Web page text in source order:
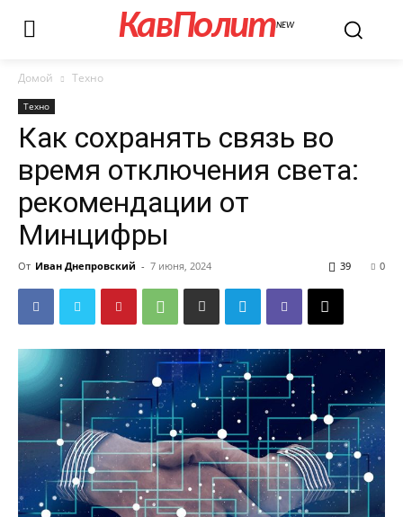
КавПолитNEW
Домой Техно
Техно
Как сохранять связь во
время отключения света:
рекомендации от
Минцифры
От Иван Днепровский - 7 июня, 2024 0
39